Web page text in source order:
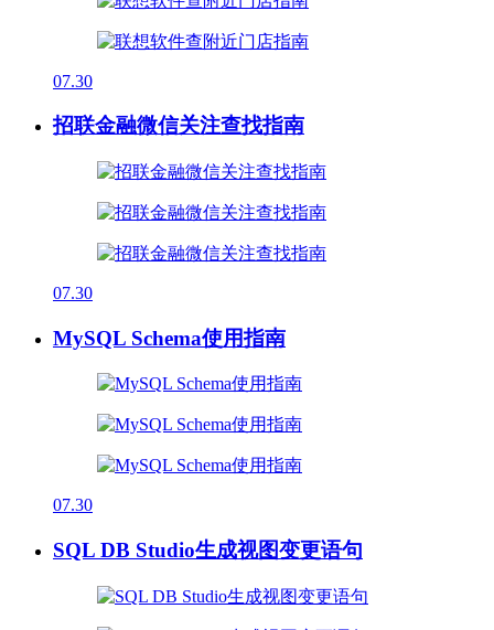
07.30
招联金融微信关注查找指南
07.30
MySQL Schema使用指南
07.30
SQL DB Studio生成视图变更语句